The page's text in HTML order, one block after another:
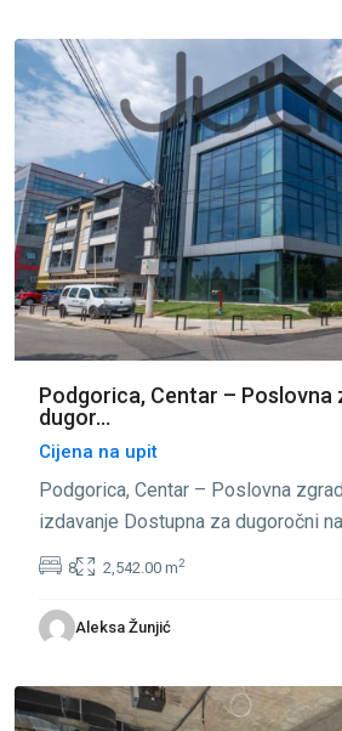
Podgorica, Centar – Poslovna
dugor...
Cijena na upit
Podgorica, Centar – Poslovna
izdavanje Dostupna za dugoročni
8 2,542.00 m2
Aleksa Žunjić
Centar
Podgorica,